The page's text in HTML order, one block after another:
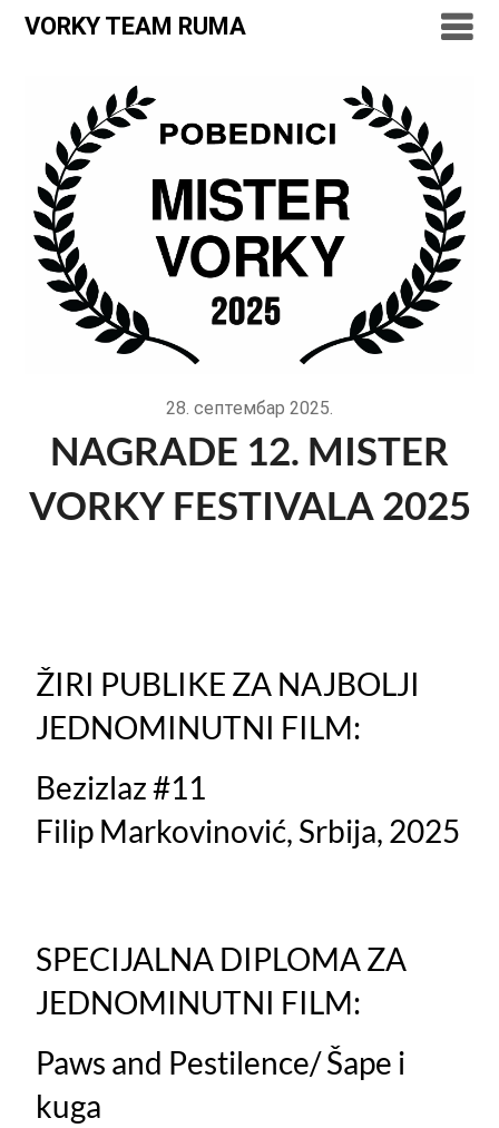
VORKY TEAM RUMA
28. септембар 2025.
NAGRADE 12. MISTER
VORKY FESTIVALA 2025
ŽIRI PUBLIKE ZA NAJBOLJI
JEDNOMINUTNI FILM:
Bezizlaz #11
Filip Markovinović, Srbija, 2025
SPECIJALNA DIPLOMA ZA
JEDNOMINUTNI FILM:
Paws and Pestilence/ Šape i
kuga